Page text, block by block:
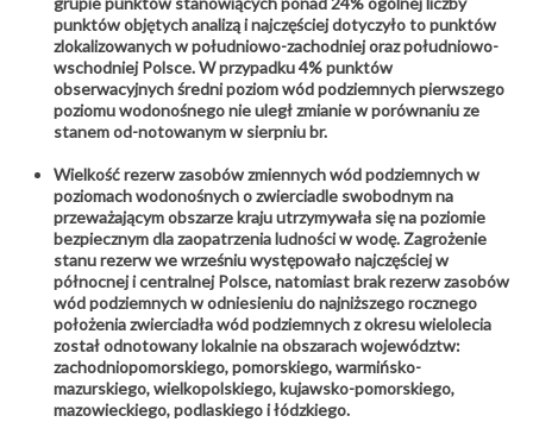
punktów objętych analizą i najczęściej dotyczyło to punktów
zlokalizowanych w południowo-zachodniej oraz południowo-
wschodniej Polsce. W przypadku 4% punktów
obserwacyjnych średni poziom wód podziemnych pierwszego
poziomu wodonośnego nie uległ zmianie w porównaniu ze
stanem od-notowanym w sierpniu br.
Wielkość rezerw zasobów zmiennych wód podziemnych w
poziomach wodonośnych o zwierciadle swobodnym na
przeważającym obszarze kraju utrzymywała się na poziomie
bezpiecznym dla zaopatrzenia ludności w wodę. Zagrożenie
stanu rezerw we wrześniu występowało najczęściej w
północnej i centralnej Polsce, natomiast brak rezerw zasobów
wód podziemnych w odniesieniu do najniższego rocznego
położenia zwierciadła wód podziemnych z okresu wielolecia
został odnotowany lokalnie na obszarach województw:
zachodniopomorskiego, pomorskiego, warmińsko-
mazurskiego, wielkopolskiego, kujawsko-pomorskiego,
mazowieckiego, podlaskiego i łódzkiego.